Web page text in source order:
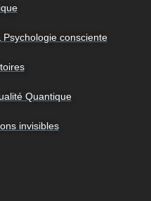
consciente
Quantique
invisibles